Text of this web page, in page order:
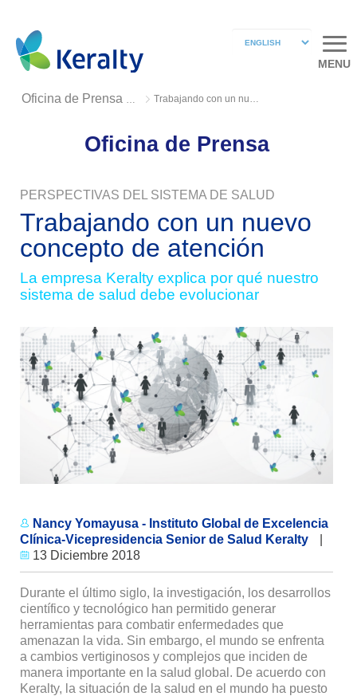
MENU
Oficina de Prensa 2018 Trabajando con un nuevo concepto de atención
Oficina de Prensa
PERSPECTIVAS DEL SISTEMA DE SALUD
Trabajando con un nuevo
concepto de atención
La empresa Keralty explica por qué nuestro
sistema de salud debe evolucionar
Nancy Yomayusa - Instituto Global de Excelencia
Clínica-Vicepresidencia Senior de Salud Keralty
13 Diciembre 2018
Durante el último siglo, la investigación, los desa­rrollos
científico y tec­nológico han permitido generar
herramientas para com­batir enfermedades que
amenazan la vida. Sin embargo, el mundo se enfrenta
a cambios vertiginosos y complejos que inciden de
manera importante en la salud global. De acuerdo con
Keralty, la situación de la salud en el mundo ha puesto